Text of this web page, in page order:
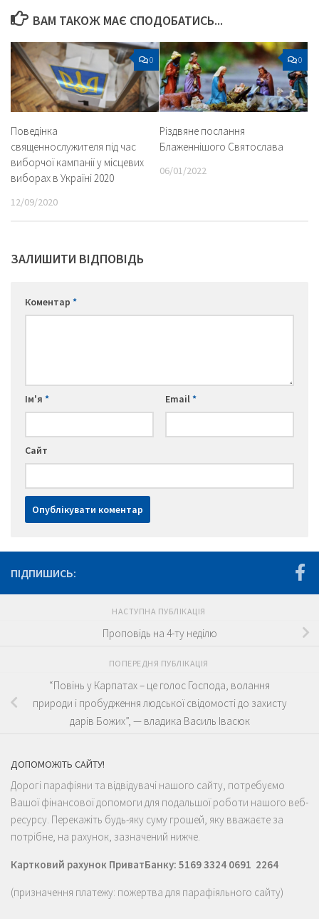
ВАМ ТАКОЖ МАЄ СПОДОБАТИСЬ...
0
Поведінка
священнослужителя під час
виборчої кампанії у місцевих
виборах в Україні 2020
12/09/2020
0
Різдвяне послання
Блаженнішого Святослава
06/01/2022
ЗАЛИШИТИ ВІДПОВІДЬ
Коментар *
Ім'я * Email*
Сайт
ПІДПИШИСЬ:
НАСТУПНА ПУБЛІКАЦІЯ
Проповідь на 4-ту неділю
ПОПЕРЕДНЯ ПУБЛІКАЦІЯ
“Повінь у Карпатах – це голос Господа, волання
природи і пробудження людської свідомості до захисту
дарів Божих”, — владика Василь Івасюк
ДОПОМОЖІТЬ САЙТУ!
Дорогі парафіяни та відвідувачі нашого сайту, потребуємо
Вашої фінансової допомоги для подальшої роботи нашого веб-
ресурсу. Перекажіть будь-яку суму грошей, яку вважаєте за
потрібне, на рахунок, зазначений нижче.
Картковий рахунок ПриватБанку: 5169 3324 0691 2264
(призначення платежу: пожертва для парафіяльного сайту)